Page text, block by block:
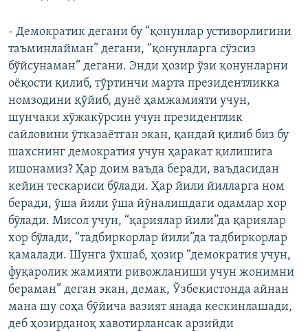
- Демократик дегани бу “қонунлар устиворлигини
таъминлайман” дегани, “қонунларга сўзсиз
бўйсунаман” дегани. Энди ҳозир ўзи қонунларни
оёқости қилиб, тўртинчи марта президентликка
номзодини қўйиб, дунё ҳамжамияти учун,
шунчаки хўжакўрсин учун президентлик
сайловини ўтказаётган экан, қандай қилиб биз бу
шахснинг демократия учун ҳаракат қилишига
ишонамиз? Ҳар доим ваъда беради, ваъдасидан
кейин тескариси бўлади. Ҳар йили йилларга ном
беради, ўша йили ўша йўналишдаги одамлар хор
бўлади. Мисол учун, “қариялар йили”да қариялар
хор бўлади, “тадбиркорлар йили”да тадбиркорлар
қамалади. Шунга ўхшаб, ҳозир “демократия учун,
фуқаролик жамияти ривожланиши учун жонимни
бераман” деган экан, демак, Ўзбекистонда айнан
мана шу соҳа бўйича вазият янада кескинлашади,
деб ҳозирданоқ хавотирлансак арзийди